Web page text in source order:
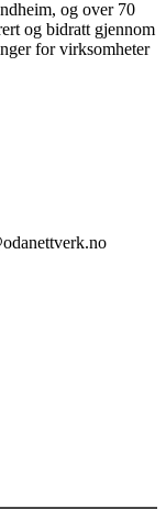
og over 70
og bidratt gjennom
for virksomheter